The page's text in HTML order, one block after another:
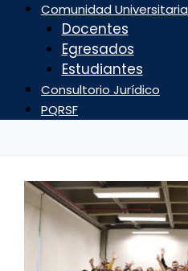
Comunidad Universitaria
Docentes
Egresados
Estudiantes
Consultorio Jurídico
PQRSF